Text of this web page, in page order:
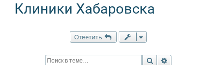
Клиники Хабаровска
Ответить
Поиск